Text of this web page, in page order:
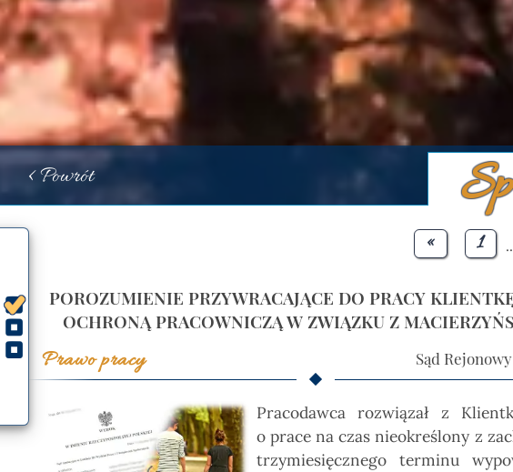
< Powrót
« 1
POROZUMIENIE PRZYWRACAJĄCE DO PRACY
OCHRONĄ PRACOWNICZĄ W ZWIĄZKU Z
Prawo pracy Sąd
Pracodawca rozwiązał z
o prace na czas nieokreślony z
trzymiesięcznego terminu